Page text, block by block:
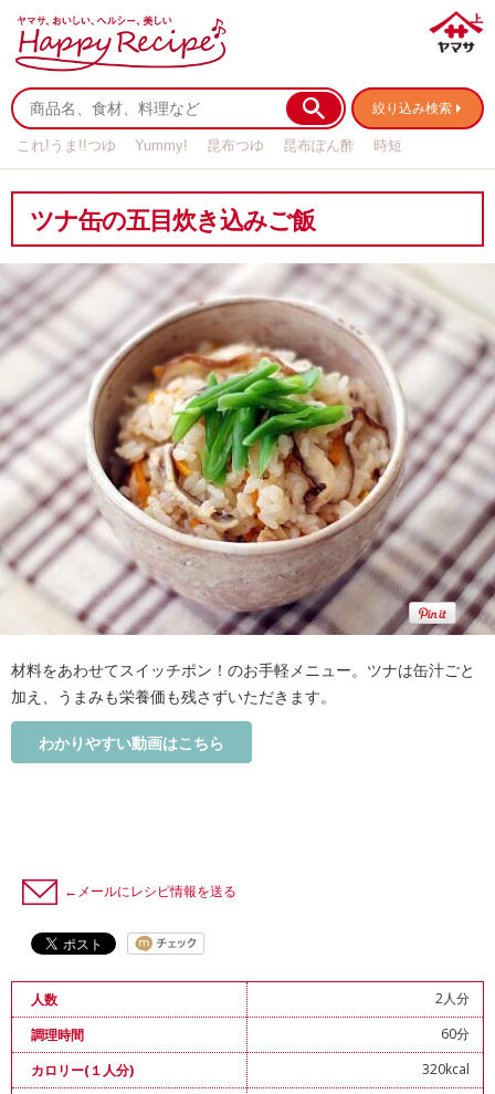
絞り込み検索
これ!うま!!つゆ Yummy! 昆布つゆ 昆布ぽん酢
時短
ツナ缶の五目炊き込みご飯
材料をあわせてスイッチポン！のお手軽メニュー。ツナは缶汁ごと
加え、うまみも栄養価も残さずいただきます。
わかりやすい動画はこちら
←メールにレシピ情報を送る
人数
2人分
調理時間
60分
カロリー(１人分)
320kcal